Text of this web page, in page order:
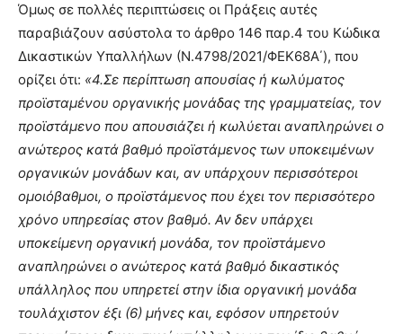
Όμως σε πολλές περιπτώσεις οι Πράξεις αυτές
παραβιάζουν ασύστολα το άρθρο 146 παρ.4 του Κώδικα
Δικαστικών Υπαλλήλων (Ν.4798/2021/ΦΕΚ68Α΄), που
ορίζει ότι: «4.Σε περίπτωση απουσίας ή κωλύματος
προϊσταμένου οργανικής μονάδας της γραμματείας, τον
προϊστάμενο που απουσιάζει ή κωλύεται αναπληρώνει ο
ανώτερος κατά βαθμό προϊστάμενος των υποκειμένων
οργανικών μονάδων και, αν υπάρχουν περισσότεροι
ομοιόβαθμοι, ο προϊστάμενος που έχει τον περισσότερο
χρόνο υπηρεσίας στον βαθμό. Αν δεν υπάρχει
υποκείμενη οργανική μονάδα, τον προϊστάμενο
αναπληρώνει ο ανώτερος κατά βαθμό δικαστικός
υπάλληλος που υπηρετεί στην ίδια οργανική μονάδα
τουλάχιστον έξι (6) μήνες και, εφόσον υπηρετούν